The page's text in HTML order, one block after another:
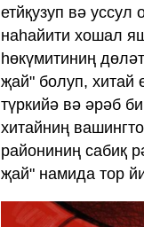
етйқузуп вә уссул
наһайити хошал
һөкүмитиниң
җай" болуп, хитай
түркийә вә әрәб
хитайниң
райониниң сабиқ
җай" намида тор